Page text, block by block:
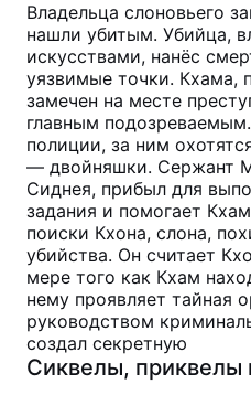
Владельца слоновьего
нашли убитым. Убийца,
искусствами, нанёс
уязвимые точки. Кхама,
замечен на месте
главным
полиции, за ним
— двойняшки. Сержант
Сиднея, прибыл для
задания и помогает
поиски Кхона, слона,
убийства. Он считает
мере того как Кхам
нему проявляет тайная
руководством
создал секретную
Сиквелы, приквелы